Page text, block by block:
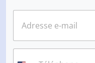
E
a
iT